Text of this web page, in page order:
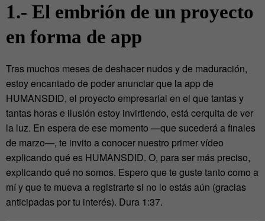
1.- El embrión de un proyecto
en forma de app
Tras muchos meses de deshacer nudos y de maduración,
estoy encantado de poder anunciar que la app de
HUMANSDID, el proyecto empresarial en el que tantas y
tantas horas e ilusión estoy invirtiendo, está cerquita de ver
la luz. En espera de ese momento —que sucederá a finales
de marzo—, te invito a conocer nuestro primer vídeo
explicando qué es HUMANSDID. O, para ser más preciso,
explicando qué no somos. Espero que te guste tanto como a
mí y que te mueva a registrarte si no lo estás aún (gracias
anticipadas por tu interés). Dura 1:37.